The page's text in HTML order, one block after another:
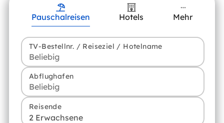
Pauschalreisen Hotels Mehr
TV-Bestellnr. / Reiseziel / Hotelname
Abflughafen
Reisende
2 Erwachsene